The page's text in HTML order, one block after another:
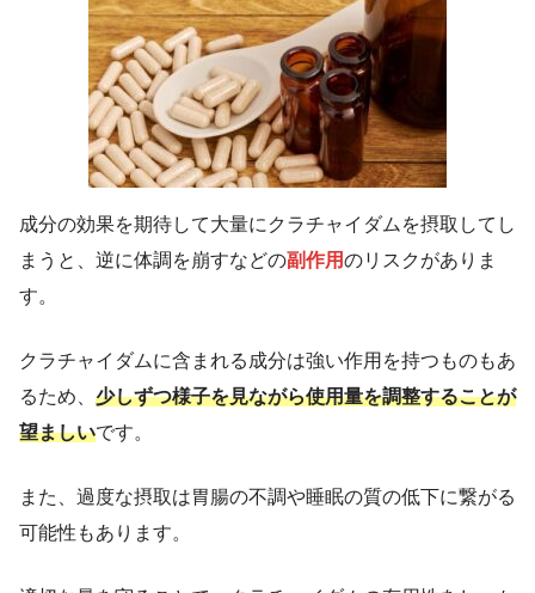
成分の効果を期待して大量にクラチャイダムを摂取してし
まうと、逆に体調を崩すなどの副作用のリスクがありま
す。
クラチャイダムに含まれる成分は強い作用を持つものもあ
るため、 少しずつ様子を見ながら使用量を調整することが
望ましいです。
また、過度な摂取は胃腸の不調や睡眠の質の低下に繋がる
可能性もあります。